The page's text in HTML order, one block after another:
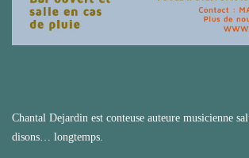
Chantal Dejardin est conteuse auteure musicienne
disons… longtemps.